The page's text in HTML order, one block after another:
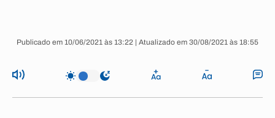
Publicado em 10/06/2021 às 13:22 | Atualizado em 30/08/2021 às 18:55